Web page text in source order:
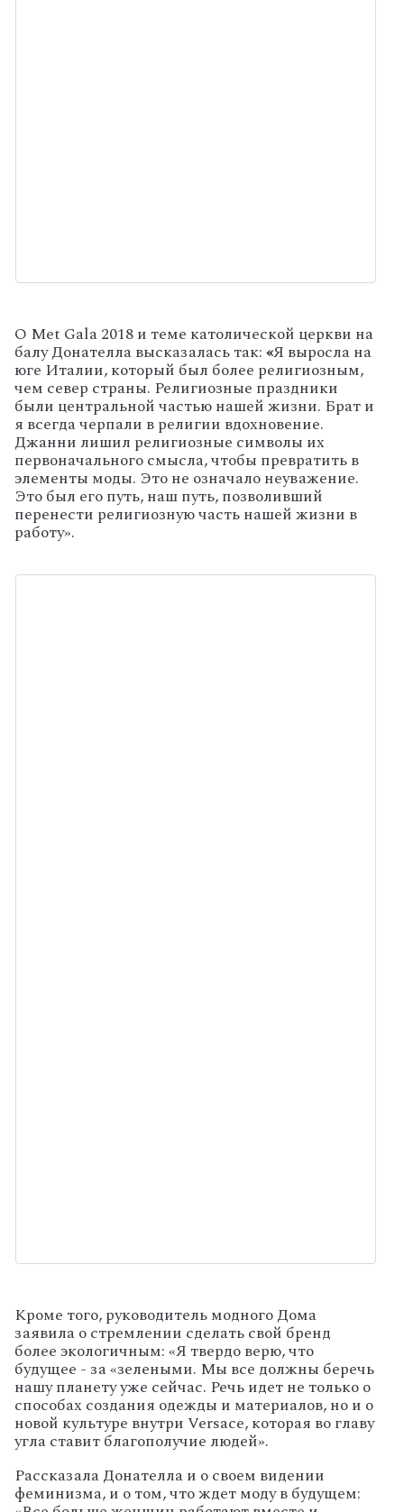
О Met Gala 2018 и теме католической церкви на
балу Донателла высказалась так:«Я выросла на
юге Италии, который был более религиозным,
чем север страны. Религиозные праздники
были центральной частью нашей жизни. Брат и
я всегда черпали в религии вдохновение.
Джанни лишил религиозные символы их
первоначального смысла, чтобы превратить в
элементы моды. Это не означало неуважение.
Это был его путь, наш путь, позволивший
перенести религиозную часть нашей жизни в
работу».
Кроме того, руководитель модного Дома
заявила о стремлении сделать свой бренд
более экологичным: «Я твердо верю, что
будущее - за «зелеными. Мы все должны беречь
нашу планету уже сейчас. Речь идет не только о
способах создания одежды и материалов, но и о
новой культуре внутри Versace, которая во главу
угла ставит благополучие людей».
Рассказала Донателла и о своем видении
феминизма, и о том, что ждет моду в будущем: